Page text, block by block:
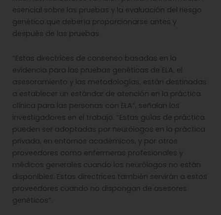
esencial sobre las pruebas y la evaluación del riesgo
genético que debería proporcionarse antes y
después de las pruebas.
“Estas directrices de consenso basadas en la
evidencia para las pruebas genéticas de ELA, el
asesoramiento y las metodologías, están destinadas
a establecer un estándar de atención en la práctica
clínica para las personas con ELA”, señalan los
investigadores en el trabajo. “Estas guías de práctica
pueden ser adoptadas por neurólogos en la práctica
privada, en entornos académicos, y por otros
proveedores como enfermeras profesionales y
médicos generales cuando los neurólogos no están
disponibles. Estas directrices también servirán a estos
proveedores cuando no dispongan de asesores
genéticos”.